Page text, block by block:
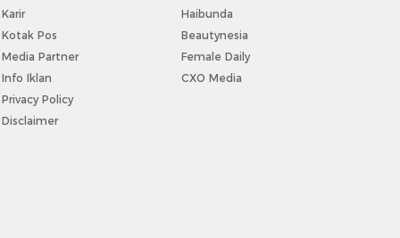
Karir
Kotak Pos
Media Partner
Info Iklan
Privacy Policy
Disclaimer
Haibunda
Beautynesia
Female Daily
CXO Media